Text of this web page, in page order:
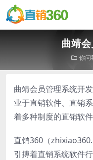
曲靖
你问
曲靖会员管理系统开
业于直销软件、直销
着多种制度的直销软
直销360（
引搏着直销系统软件